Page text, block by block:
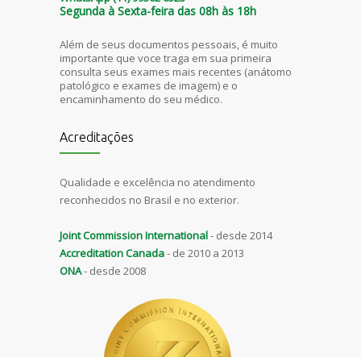
Segunda à Sexta-feira das 08h às 18h
Além de seus documentos pessoais, é muito
importante que voce traga em sua primeira
consulta seus exames mais recentes (anátomo
patológico e exames de imagem) e o
encaminhamento do seu médico.
Acreditações
Qualidade e excelência no atendimento
reconhecidos no Brasil e no exterior.
Joint Commission International- desde 2014
Accreditation Canada- de 2010 a 2013
ONA- desde 2008